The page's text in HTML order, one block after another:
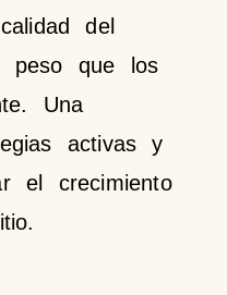
del
peso que los
Una
activas y
el crecimiento